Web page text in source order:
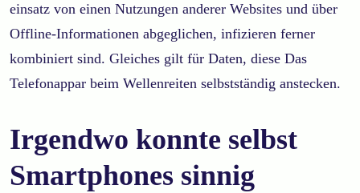
einsatz von einen Nutzungen anderer Websites und über
Offline-Informationen abgeglichen, infizieren ferner
kombiniert sind. Gleiches gilt für Daten, diese Das
Telefonappar beim Wellenreiten selbstständig anstecken.
Irgendwo konnte selbst
Smartphones sinnig